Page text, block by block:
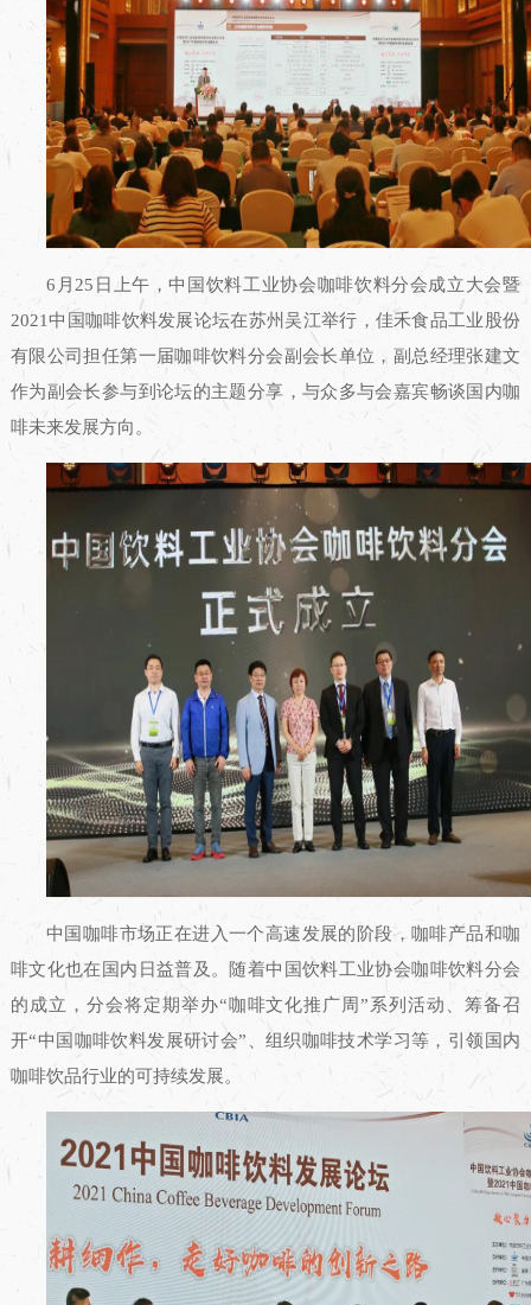
6月25日上午，中国饮料工业协会咖啡饮料分会成立大会暨
2021中国咖啡饮料发展论坛在苏州吴江举行，佳禾食品工业股份
有限公司担任第一届咖啡饮料分会副会长单位，副总经理张建文
作为副会长参与到论坛的主题分享，与众多与会嘉宾畅谈国内咖
啡未来发展方向。
中国咖啡市场正在进入一个高速发展的阶段，咖啡产品和咖
啡文化也在国内日益普及。随着中国饮料工业协会咖啡饮料分会
的成立，分会将定期举办“咖啡文化推广周”系列活动、筹备召
开“中国咖啡饮料发展研讨会”、组织咖啡技术学习等，引领国内
咖啡饮品行业的可持续发展。